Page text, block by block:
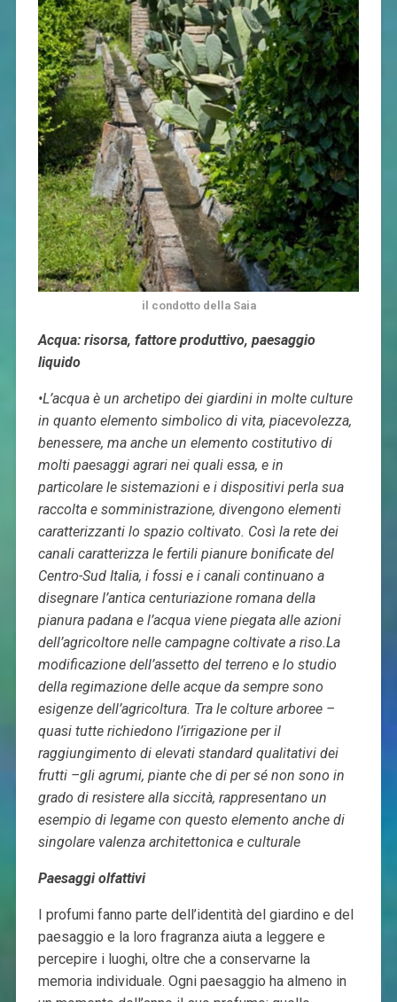
il condotto della Saia
Acqua: risorsa, fattore produttivo, paesaggio
liquido
•L’acqua è un archetipo dei giardini in molte culture
in quanto elemento simbolico di vita, piacevolezza,
benessere, ma anche un elemento costitutivo di
molti paesaggi agrari nei quali essa, e in
particolare le sistemazioni e i dispositivi perla sua
raccolta e somministrazione, divengono elementi
caratterizzanti lo spazio coltivato. Così la rete dei
canali caratterizza le fertili pianure bonificate del
Centro-Sud Italia, i fossi e i canali continuano a
disegnare l’antica centuriazione romana della
pianura padana e l’acqua viene piegata alle azioni
dell’agricoltore nelle campagne coltivate a riso.La
modificazione dell’assetto del terreno e lo studio
della regimazione delle acque da sempre sono
esigenze dell’agricoltura. Tra le colture arboree –
quasi tutte richiedono l’irrigazione per il
raggiungimento di elevati standard qualitativi dei
frutti –gli agrumi, piante che di per sé non sono in
grado di resistere alla siccità, rappresentano un
esempio di legame con questo elemento anche di
singolare valenza architettonica e culturale
Paesaggi olfattivi
I profumi fanno parte dell’identità del giardino e del
paesaggio e la loro fragranza aiuta a leggere e
percepire i luoghi, oltre che a conservarne la
memoria individuale. Ogni paesaggio ha almeno in